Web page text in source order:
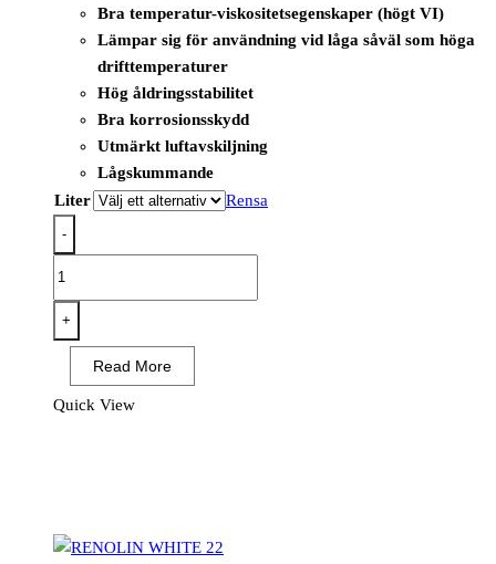
Bra temperatur-viskositetsegenskaper (högt VI)
Lämpar sig för användning vid låga såväl som höga
drifttemperaturer
Hög åldringsstabilitet
Bra korrosionsskydd
Utmärkt luftavskiljning
Lågskummande
Liter
Rensa
-
220
mängd
+
Read More
Quick View